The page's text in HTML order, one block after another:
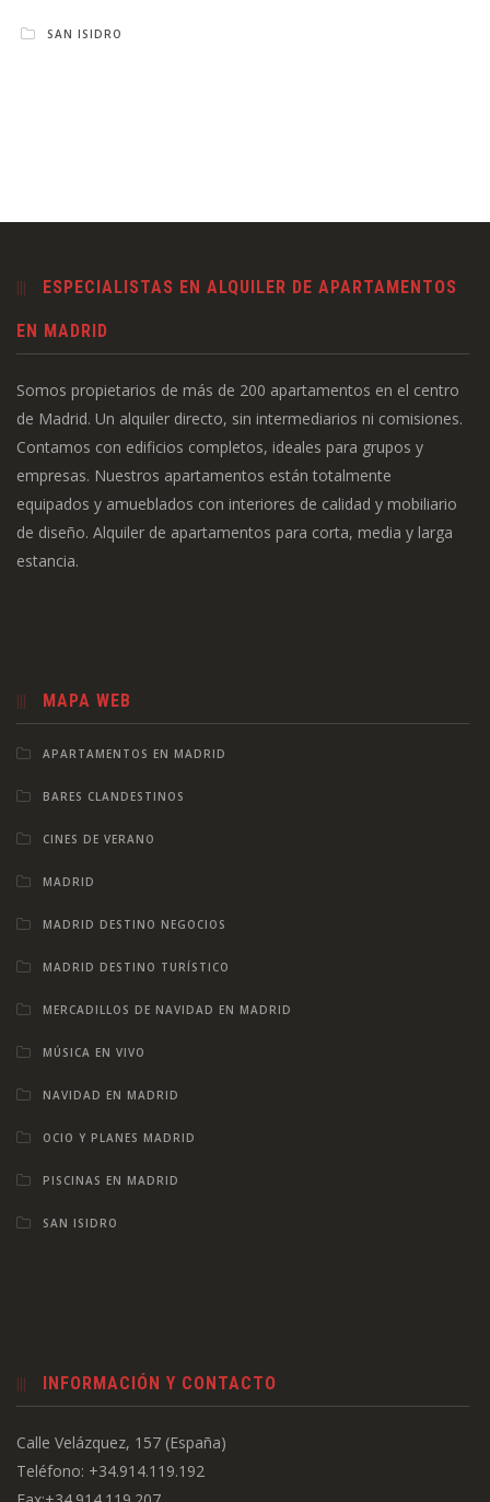
SAN ISIDRO
ESPECIALISTAS EN ALQUILER DE APARTAMENTOS
EN MADRID
Somos propietarios de más de 200 apartamentos en el centro
de Madrid. Un alquiler directo, sin intermediarios ni comisiones.
Contamos con edificios completos, ideales para grupos y
empresas. Nuestros apartamentos están totalmente
equipados y amueblados con interiores de calidad y mobiliario
de diseño. Alquiler de apartamentos para corta, media y larga
estancia.
MAPA WEB
APARTAMENTOS EN MADRID
BARES CLANDESTINOS
CINES DE VERANO
MADRID
MADRID DESTINO NEGOCIOS
MADRID DESTINO TURÍSTICO
MERCADILLOS DE NAVIDAD EN MADRID
MÚSICA EN VIVO
NAVIDAD EN MADRID
OCIO Y PLANES MADRID
PISCINAS EN MADRID
SAN ISIDRO
INFORMACIÓN Y CONTACTO
Calle Velázquez, 157 (España)
Teléfono: +34.914.119.192